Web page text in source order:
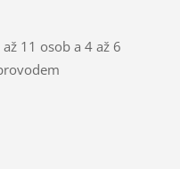
11 osob a 4 až 6